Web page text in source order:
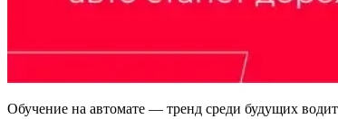
Обучение на автомате — тренд среди будущих